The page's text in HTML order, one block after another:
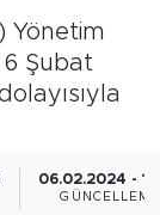
Yönetim
6 Şubat
06.02.2024 -
GÜNCELLEME